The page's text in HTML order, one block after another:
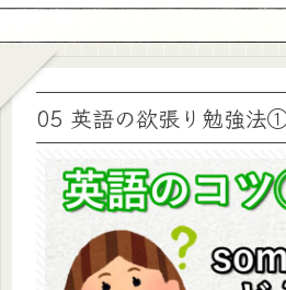
05 英語の欲張り勉強法